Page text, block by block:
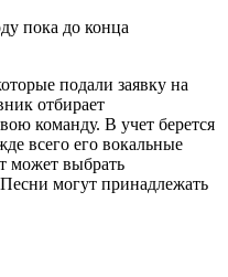
пока до конца
подали заявку на
отбирает
команду. В учет берется
всего его вокальные
может выбрать
могут принадлежать